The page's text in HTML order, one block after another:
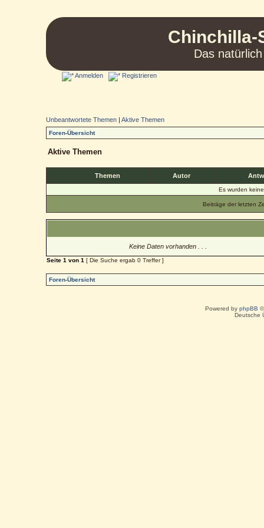
Chinchilla-
Das
Anmelden Registrieren
Unbeantwortete Themen |Aktive Themen
Foren-Übersicht
Aktive Themen
Themen Autor
Es wurden
Beiträge der letzten
Keine Daten vorhanden . . .
Seite1 von1 [ Die Suche ergab 0 Treffer ]
Foren-Übersicht
Powered by phpBB
Deutsche